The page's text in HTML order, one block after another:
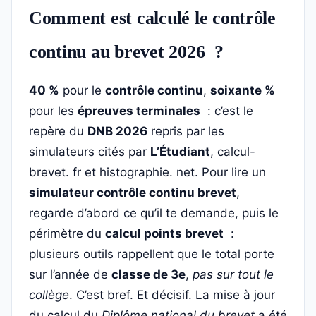
Comment est calculé le contrôle
continu au brevet 2026 ?
40 % pour le contrôle continu, soixante %
pour les épreuves terminales : c’est le
repère du DNB 2026 repris par les
simulateurs cités par L’Étudiant, calcul-
brevet. fr et histographie. net. Pour lire un
simulateur contrôle continu brevet,
regarde d’abord ce qu’il te demande, puis le
périmètre du calcul points brevet :
plusieurs outils rappellent que le total porte
sur l’année de classe de 3e, pas sur tout le
collège. C’est bref. Et décisif. La mise à jour